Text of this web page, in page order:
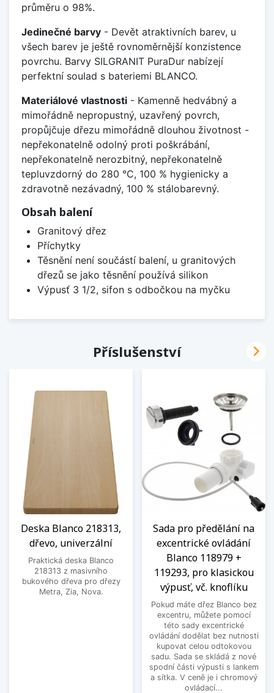
průměru o 98%.
Jedinečné barvy - Devět atraktivních barev, u
všech barev je ještě rovnoměrnější konzistence
povrchu. Barvy SILGRANIT PuraDur nabízejí
perfektní soulad s bateriemi BLANCO.
Materiálové vlastnosti - Kamenně hedvábný a
mimořádně nepropustný, uzavřený povrch,
propůjčuje dřezu mimořádně dlouhou životnost -
nepřekonatelně odolný proti poškrábání,
nepřekonatelně nerozbitný, nepřekonatelně
tepluvzdorný do 280 °C, 100 % hygienicky a
zdravotně nezávadný, 100 % stálobarevný.
Obsah balení
Granitový dřez
Příchytky
Těsnění není součástí balení, u granitových
dřezů se jako těsnění používá silikon
Výpusť 3 1/2, sifon s odbočkou na myčku
Příslušenství
Deska Blanco 218313,
dřevo, univerzální
Praktická deska Blanco
218313 z masivního
bukového dřeva pro dřezy
Metra, Zia, Nova.
Sada pro předělání na
excentrické ovládání
Blanco 118979 +
119293, pro klasickou
výpusť, vč. knoflíku
Pokud máte dřez Blanco bez
excentru, můžete pomocí
této sady excentrické
ovládání dodělat bez nutnosti
kupovat celou odtokovou
sadu. Sada se skládá z nové
spodní části výpusti s lankem
a sítka. V ceně je i chromový
ovládací...
